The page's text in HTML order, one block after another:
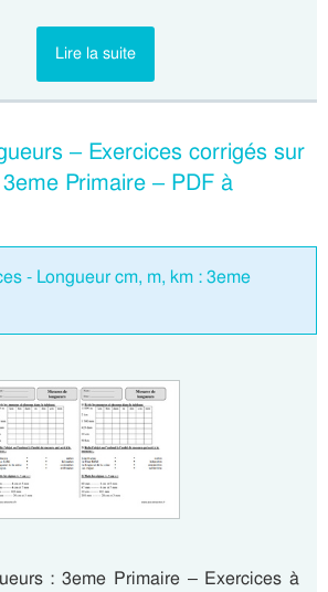
Lire la suite
– Exercices corrigés sur
Primaire – PDF à
- Longueur cm, m, km : 3eme
: 3eme Primaire – Exercices à